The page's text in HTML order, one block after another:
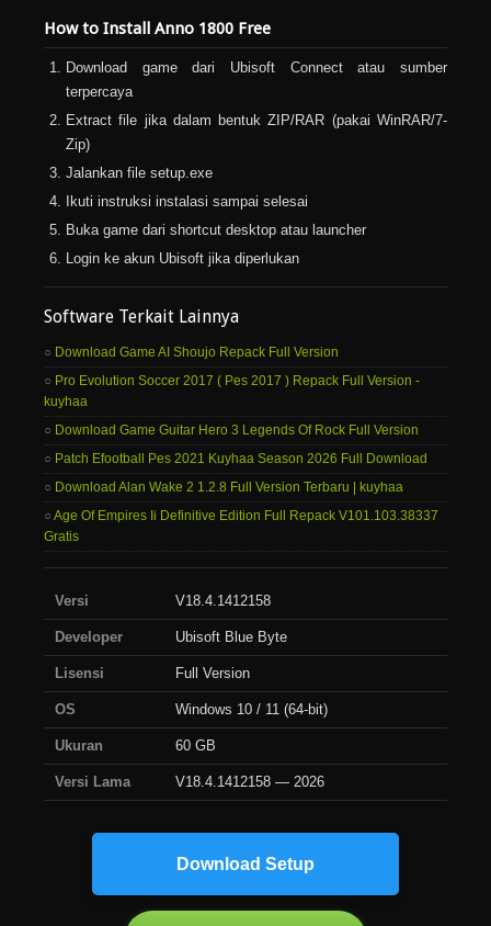
How to Install Anno 1800 Free
Download game dari Ubisoft Connect atau sumber
terpercaya
Extract file jika dalam bentuk ZIP/RAR (pakai WinRAR/7-
Zip)
Jalankan file setup.exe
Ikuti instruksi instalasi sampai selesai
Buka game dari shortcut desktop atau launcher
Login ke akun Ubisoft jika diperlukan
Software Terkait Lainnya
Download Game AI Shoujo Repack Full Version
Pro Evolution Soccer 2017 ( Pes 2017 ) Repack Full Version -
kuyhaa
Download Game Guitar Hero 3 Legends Of Rock Full Version
Patch Efootball Pes 2021 Kuyhaa Season 2026 Full Download
Download Alan Wake 2 1.2.8 Full Version Terbaru | kuyhaa
Age Of Empires Ii Definitive Edition Full Repack V101.103.38337
Gratis
Versi V18.4.1412158
Developer Ubisoft Blue Byte
Lisensi Full Version
OS Windows 10 / 11 (64-bit)
Ukuran 60 GB
Versi Lama V18.4.1412158 — 2026
Download Setup